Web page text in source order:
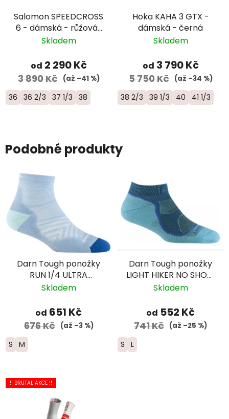
Salomon SPEEDCROSS
6 - dámská - růžová/
červená
Skladem
od 2 290 Kč
3 890 Kč (až –41 %)
36 36 2/3 37 1/3 38
Hoka KAHA 3 GTX -
dámská - černá
Skladem
od 3 790 Kč
5 750 Kč (až –34 %)
38 2/3 39 1/3 40 41 1/3
Podobné produkty
Darn Tough ponožky
RUN 1/4 ULTRA
Lightweight s
modré
Skladem
od 651 Kč
676 Kč (až –3 %)
S M
Darn Tough ponožky
LIGHT HIKER NO SHOW
Lightweight Merino -
Skladem
od 552 Kč
741 Kč (až –25 %)
S L
!! BRUTAL AKCE !!